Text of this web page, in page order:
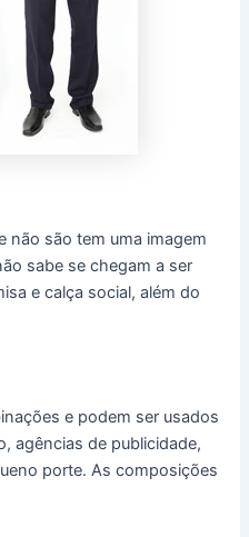
não são tem uma imagem
sabe se chegam a ser
e calça social, além do
e podem ser usados
agências de publicidade,
porte. As composições